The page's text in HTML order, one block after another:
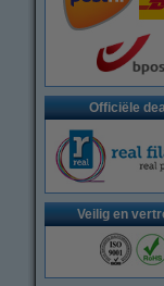
Officiële
Veilig en